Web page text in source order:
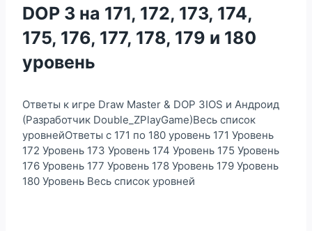
DOP 3 на 171, 172, 173, 174,
175, 176, 177, 178, 179 и 180
уровень
Ответы к игре Draw Master & DOP 3IOS и Андроид
(Разработчик Double_ZPlayGame)Весь список
уровнейОтветы с 171 по 180 уровень 171 Уровень
172 Уровень 173 Уровень 174 Уровень 175 Уровень
176 Уровень 177 Уровень 178 Уровень 179 Уровень
180 Уровень Весь список уровней